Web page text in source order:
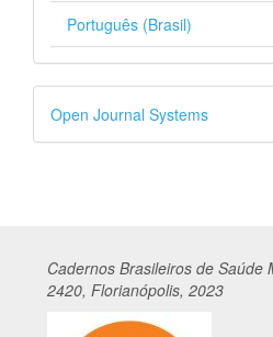
Português (Brasil)
Desenvolvido
por
Open Journal Systems
Cadernos Brasileiros de Saúde
2420, Florianópolis, 2023